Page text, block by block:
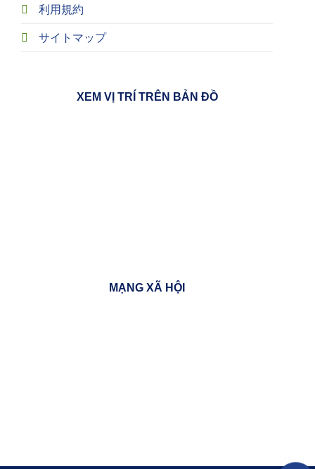
利用規約
サイトマップ
XEM VỊ TRÍ TRÊN BẢN ĐỒ
MẠNG XÃ HỘI